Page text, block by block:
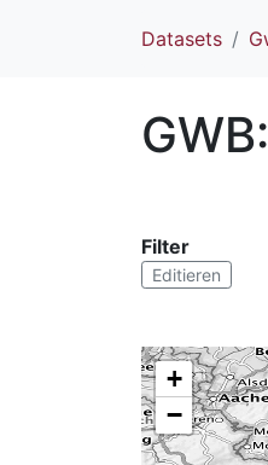
Datasets
Filter
Editieren
+
−